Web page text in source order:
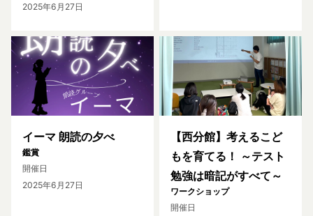
2025年6月27日
イーマ 朗読の夕べ
鑑賞
開催日
2025年6月27日
【西分館】考えるこど
もを育てる！ ～テスト
勉強は暗記がすべて～
ワークショップ
開催日